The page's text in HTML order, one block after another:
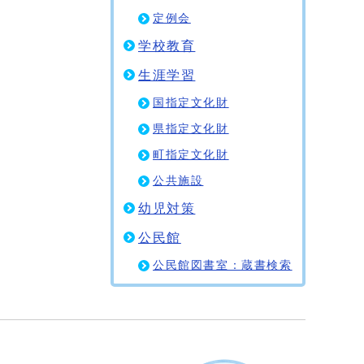
定例会
学校教育
生涯学習
国指定文化財
県指定文化財
町指定文化財
公共施設
幼児対策
公民館
公民館図書室：蔵書検索